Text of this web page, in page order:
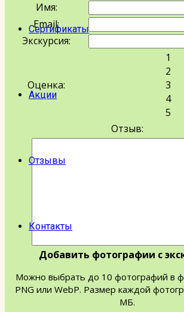
Сертификаты
Акции
Отзывы
Контакты
Имя:
Email:
Экскурсия:
Оценка:
1
2
3
4
5
Отзыв:
Добавить фотографии с
Можно выбрать до 10 фотографий в
PNG или WebP. Размер каждой
МБ.